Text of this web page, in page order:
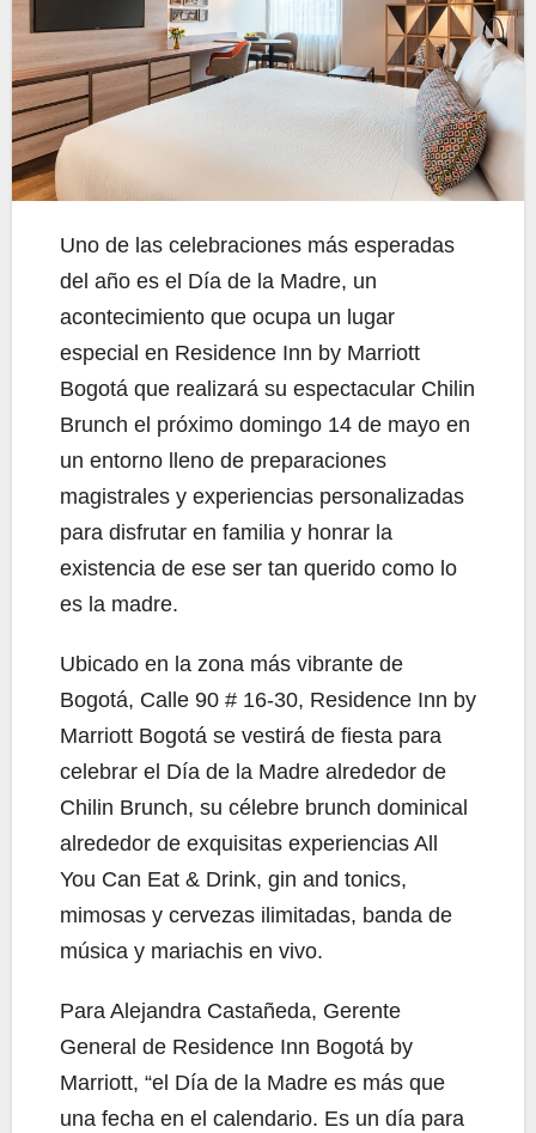
Uno de las celebraciones más esperadas
del año es el Día de la Madre, un
acontecimiento que ocupa un lugar
especial en Residence Inn by Marriott
Bogotá que realizará su espectacular Chilin
Brunch el próximo domingo 14 de mayo en
un entorno lleno de preparaciones
magistrales y experiencias personalizadas
para disfrutar en familia y honrar la
existencia de ese ser tan querido como lo
es la madre.
Ubicado en la zona más vibrante de
Bogotá, Calle 90 # 16-30, Residence Inn by
Marriott Bogotá se vestirá de fiesta para
celebrar el Día de la Madre alrededor de
Chilin Brunch, su célebre brunch dominical
alrededor de exquisitas experiencias All
You Can Eat & Drink, gin and tonics,
mimosas y cervezas ilimitadas, banda de
música y mariachis en vivo.
Para Alejandra Castañeda, Gerente
General de Residence Inn Bogotá by
Marriott, “el Día de la Madre es más que
una fecha en el calendario. Es un día para